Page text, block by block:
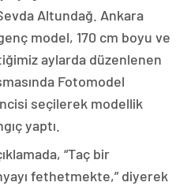
Altundağ. Ankara
model, 170 cm boyu ve
aylarda düzenlenen
Fotomodel
seçilerek modellik
yaptı.
“Taç bir
fethetmekte,” diyerek